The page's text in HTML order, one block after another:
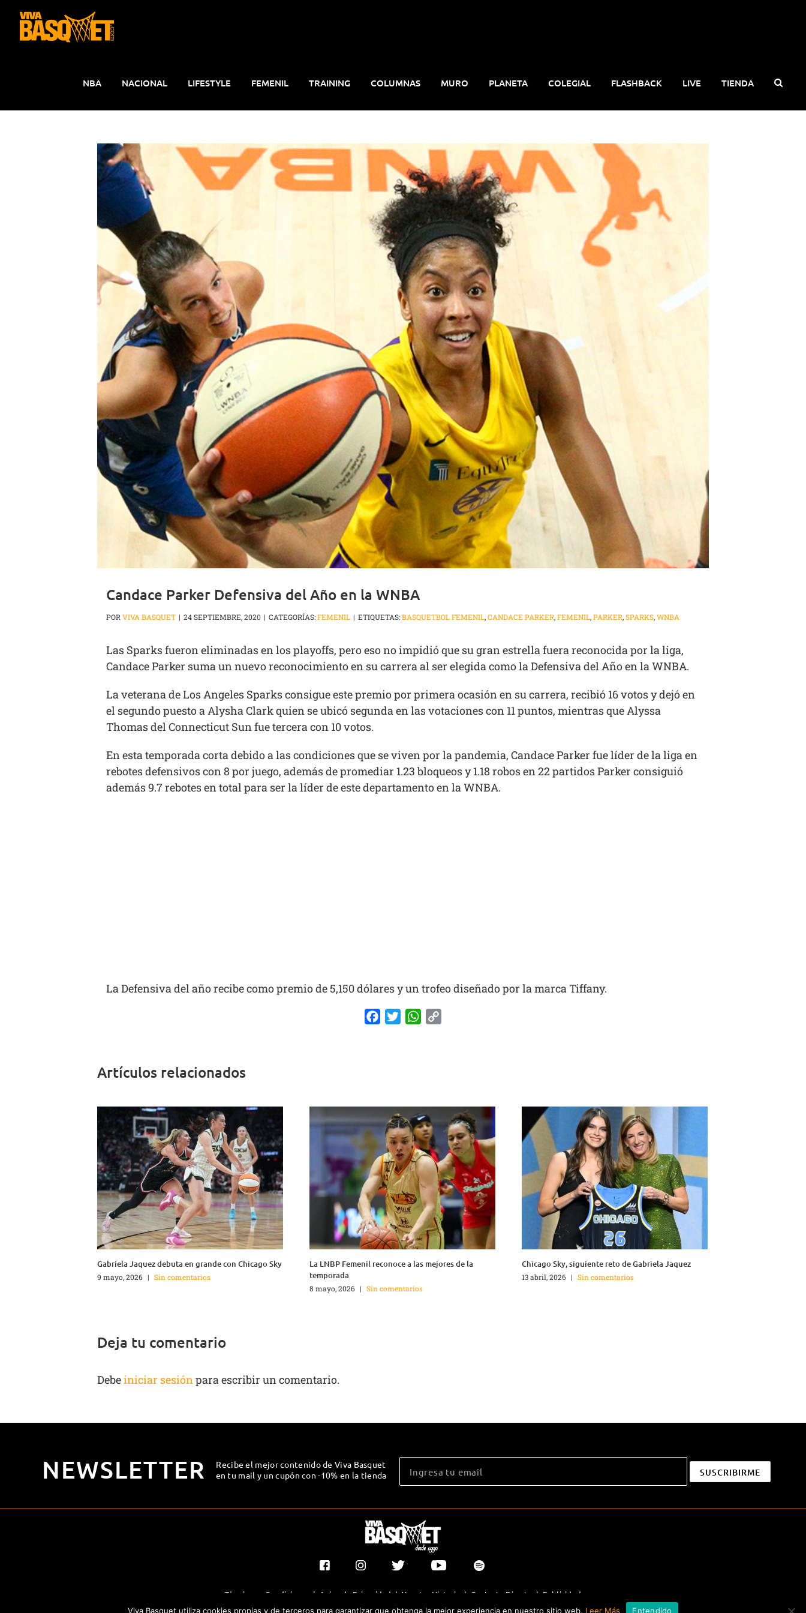
contenido
NBA NACIONAL LIFESTYLE FEMENIL TRAINING COLUMNAS MURO PLANETA COLEGIAL FLASHBACK LIVE TIENDA
Candace Parker Defensiva del Año en la WNBA
PORVIVA BASQUET | 24 SEPTIEMBRE, 2020 | CATEGORÍAS:FEMENIL | ETIQUETAS:BASQUETBOL FEMENIL,CANDACE PARKER,FEMENIL,PARKER,SPARKS,WNBA
Las Sparks fueron eliminadas en los playoffs, pero eso no impidió que su gran estrella fuera reconocida por la liga,
Candace Parker suma un nuevo reconocimiento en su carrera al ser elegida como la Defensiva del Año en la WNBA.
La veterana de Los Angeles Sparks consigue este premio por primera ocasión en su carrera, recibió 16 votos y dejó en
el segundo puesto a Alysha Clark quien se ubicó segunda en las votaciones con 11 puntos, mientras que Alyssa
Thomas del Connecticut Sun fue tercera con 10 votos.
En esta temporada corta debido a las condiciones que se viven por la pandemia, Candace Parker fue líder de la liga en
rebotes defensivos con 8 por juego, además de promediar 1.23 bloqueos y 1.18 robos en 22 partidos Parker consiguió
además 9.7 rebotes en total para ser la líder de este departamento en la WNBA.
La Defensiva del año recibe como premio de 5,150 dólares y un trofeo diseñado por la marca Tiffany.
FacebookTwitterWhatsApp
Artículos relacionados
Gabriela Jaquez debuta en grande con Chicago Sky
9 mayo, 2026 | Sin comentarios
La LNBP Femenil reconoce a las mejores de la
temporada
8 mayo, 2026 | Sin comentarios
Chicago Sky, siguiente reto de Gabriela Jaquez
13 abril, 2026 | Sin comentarios
Deja tu comentario
Debeiniciar sesión para escribir un comentario.
NEWSLETTER
Recibe el mejor contenido de Viva Basquet
en tu mail y un cupón con -10% en la tienda
Términos y Condiciones | Aviso de Privacidad | Nuestra Historia | Contacto Directo | Publicidad
Viva Basquet utiliza cookies propias y de terceros para garantizar que obtenga la mejor experiencia en nuestro sitio web. Leer Más Entendido